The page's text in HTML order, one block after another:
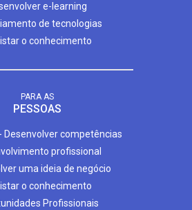
e-learning
de tecnologias
o conhecimento
PARA AS
PESSOAS
Desenvolver competências
profissional
uma ideia de negócio
o conhecimento
Profissionais